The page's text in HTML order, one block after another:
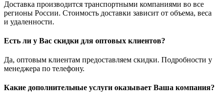
Доставка производится транспортными компаниями во все
регионы России. Стоимость доставки зависит от объема, веса
и удаленности.
Есть ли у Вас скидки для оптовых клиентов?
Да, оптовым клиентам предоставляем скидки. Подробности у
менеджера по телефону.
Какие дополнительные услуги оказывает Ваша компания?